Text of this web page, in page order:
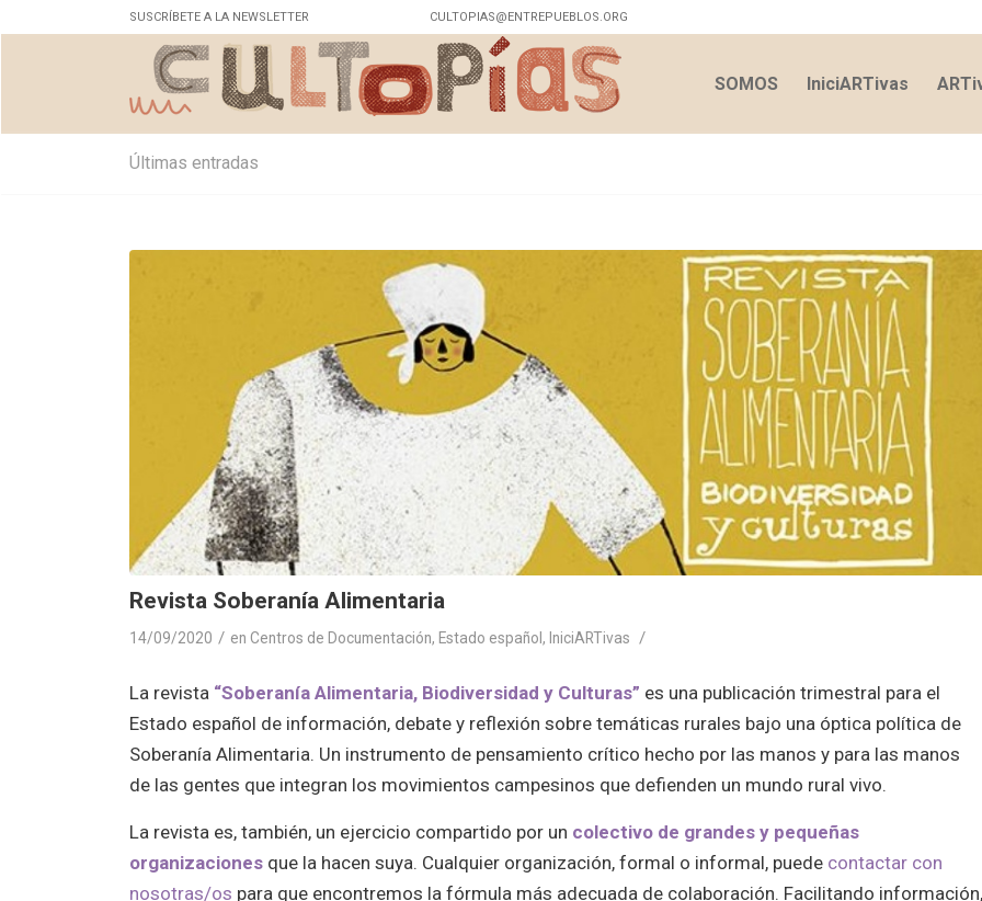
SUSCRÍBETE A LA NEWSLETTER CULTOPIAS@ENTREPUEBLOS.ORG
SOMOS IniciARTivas
Últimas entradas
Revista Soberanía Alimentaria
14/09/2020 / enCentros de Documentación, Estado español, IniciARTivas /
La revista “Soberanía Alimentaria, Biodiversidad y Culturas” es una publicación trimestral para el
Estado español de información, debate y reflexión sobre temáticas rurales bajo una óptica política de
Soberanía Alimentaria. Un instrumento de pensamiento crítico hecho por las manos y para las manos
de las gentes que integran los movimientos campesinos que defienden un mundo rural vivo.
La revista es, también, un ejercicio compartido por un colectivo de grandes y pequeñas
organizaciones que la hacen suya. Cualquier organización, formal o informal, puede contactar con
nosotras/os para que encontremos la fórmula más adecuada de colaboración. Facilitando